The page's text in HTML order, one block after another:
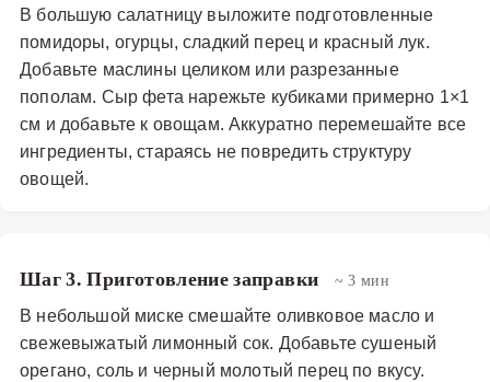
В большую салатницу выложите подготовленные
помидоры, огурцы, сладкий перец и красный лук.
Добавьте маслины целиком или разрезанные
пополам. Сыр фета нарежьте кубиками примерно 1×1
см и добавьте к овощам. Аккуратно перемешайте все
ингредиенты, стараясь не повредить структуру
овощей.
Шаг 3. Приготовление заправки ~ 3 мин
В небольшой миске смешайте оливковое масло и
свежевыжатый лимонный сок. Добавьте сушеный
орегано, соль и черный молотый перец по вкусу.